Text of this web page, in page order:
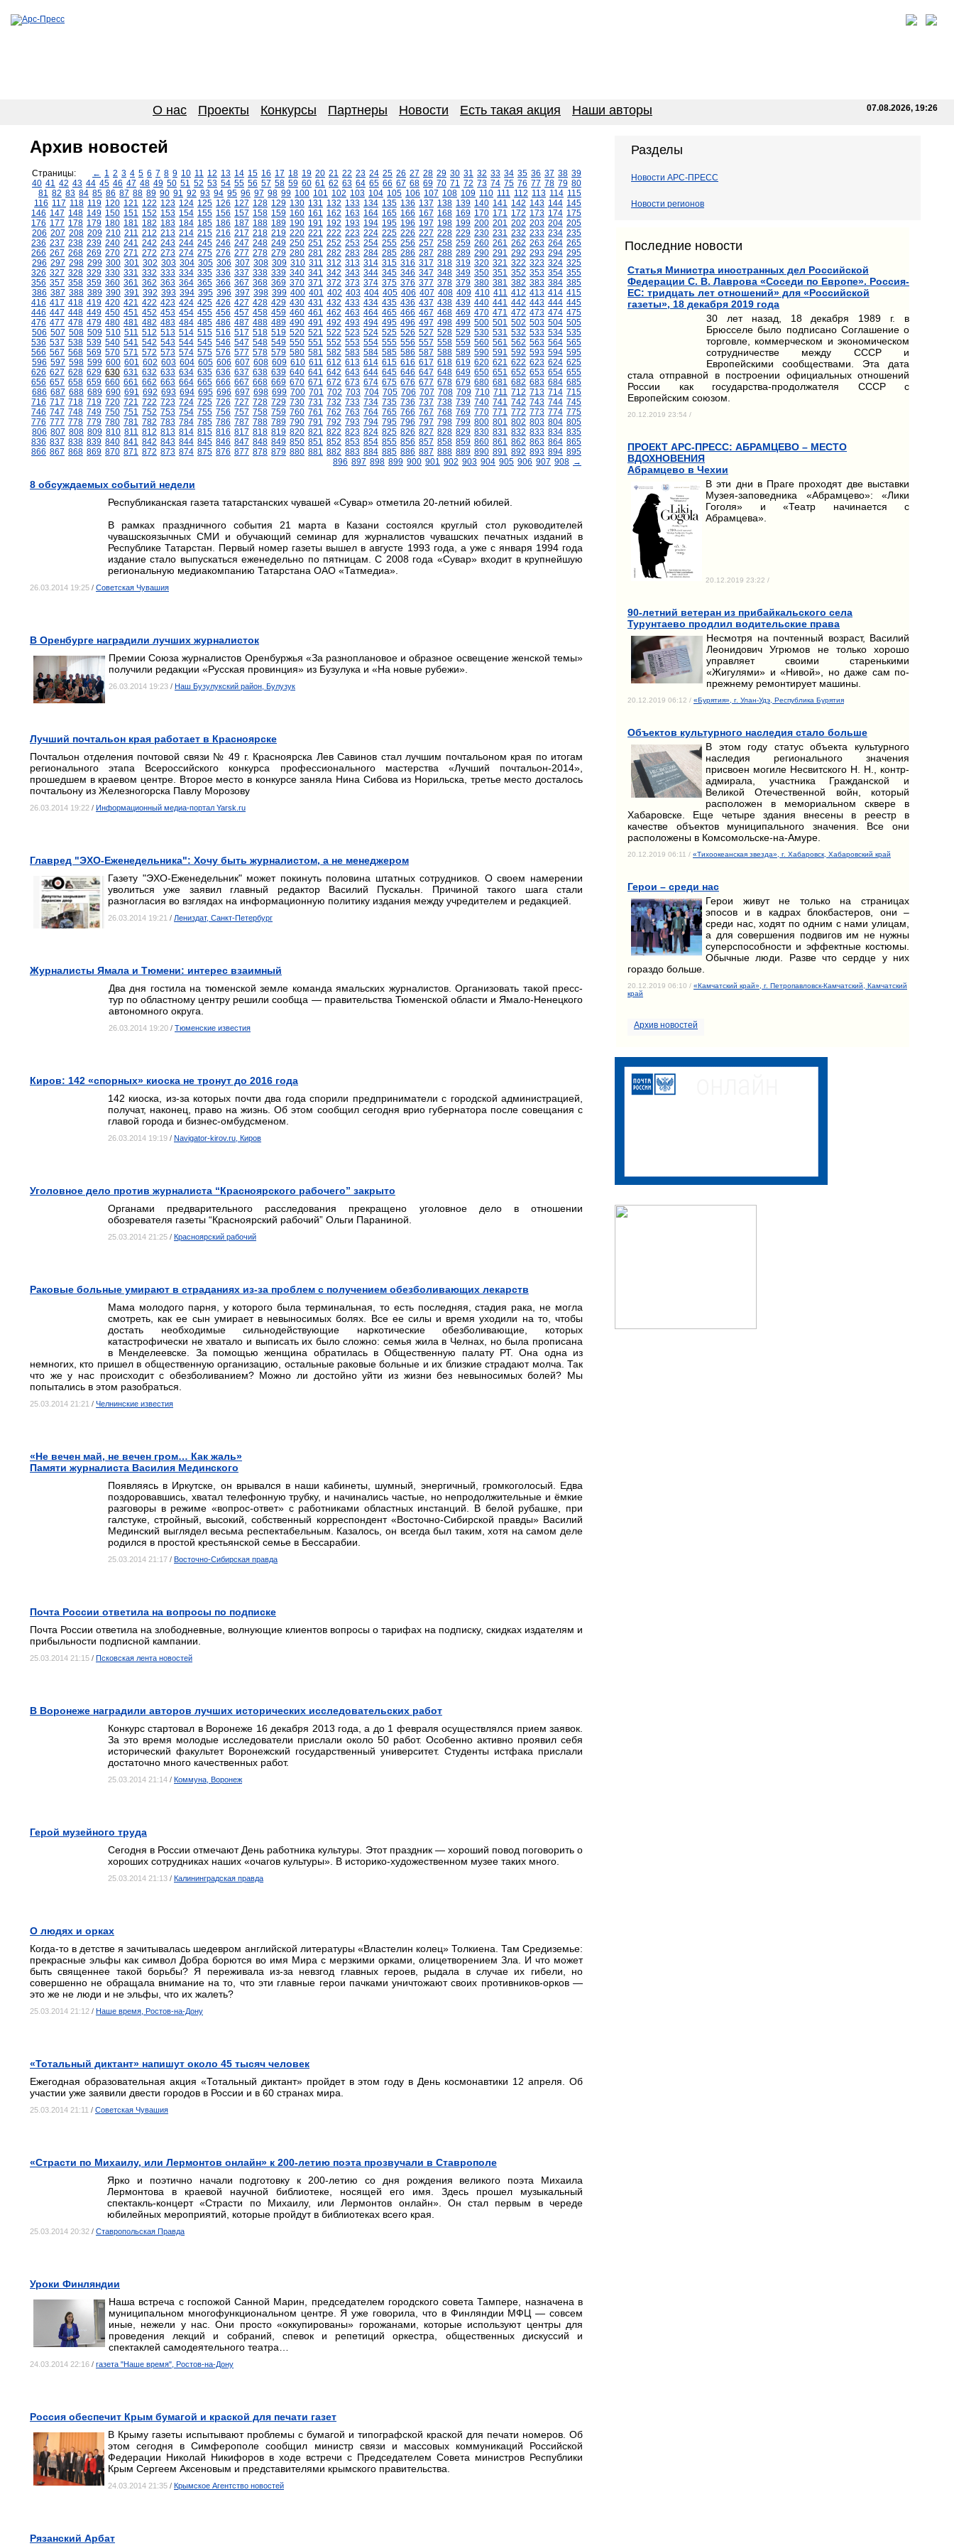
О нас Проекты Конкурсы Партнеры Новости Есть такая акция Наши авторы 07.08.2026, 19:26
Архив новостей
Страницы: ← 1 2 3 4 5 6 7 8 9 10 11 12 13 14 15 16 17 18 19 20 21 22 23 24 25 26 27 28 29 30 31 32 33 34 35 36 37 38 39
40 41 42 43 44 45 46 47 48 49 50 51 52 53 54 55 56 57 58 59 60 61 62 63 64 65 66 67 68 69 70 71 72 73 74 75 76 77 78 79 80
81 82 83 84 85 86 87 88 89 90 91 92 93 94 95 96 97 98 99 100 101 102 103 104 105 106 107 108 109 110 111 112 113 114 115
116 117 118 119 120 121 122 123 124 125 126 127 128 129 130 131 132 133 134 135 136 137 138 139 140 141 142 143 144 145
146 147 148 149 150 151 152 153 154 155 156 157 158 159 160 161 162 163 164 165 166 167 168 169 170 171 172 173 174 175
176 177 178 179 180 181 182 183 184 185 186 187 188 189 190 191 192 193 194 195 196 197 198 199 200 201 202 203 204 205
206 207 208 209 210 211 212 213 214 215 216 217 218 219 220 221 222 223 224 225 226 227 228 229 230 231 232 233 234 235
236 237 238 239 240 241 242 243 244 245 246 247 248 249 250 251 252 253 254 255 256 257 258 259 260 261 262 263 264 265
266 267 268 269 270 271 272 273 274 275 276 277 278 279 280 281 282 283 284 285 286 287 288 289 290 291 292 293 294 295
296 297 298 299 300 301 302 303 304 305 306 307 308 309 310 311 312 313 314 315 316 317 318 319 320 321 322 323 324 325
326 327 328 329 330 331 332 333 334 335 336 337 338 339 340 341 342 343 344 345 346 347 348 349 350 351 352 353 354 355
356 357 358 359 360 361 362 363 364 365 366 367 368 369 370 371 372 373 374 375 376 377 378 379 380 381 382 383 384 385
386 387 388 389 390 391 392 393 394 395 396 397 398 399 400 401 402 403 404 405 406 407 408 409 410 411 412 413 414 415
416 417 418 419 420 421 422 423 424 425 426 427 428 429 430 431 432 433 434 435 436 437 438 439 440 441 442 443 444 445
446 447 448 449 450 451 452 453 454 455 456 457 458 459 460 461 462 463 464 465 466 467 468 469 470 471 472 473 474 475
476 477 478 479 480 481 482 483 484 485 486 487 488 489 490 491 492 493 494 495 496 497 498 499 500 501 502 503 504 505
506 507 508 509 510 511 512 513 514 515 516 517 518 519 520 521 522 523 524 525 526 527 528 529 530 531 532 533 534 535
536 537 538 539 540 541 542 543 544 545 546 547 548 549 550 551 552 553 554 555 556 557 558 559 560 561 562 563 564 565
566 567 568 569 570 571 572 573 574 575 576 577 578 579 580 581 582 583 584 585 586 587 588 589 590 591 592 593 594 595
596 597 598 599 600 601 602 603 604 605 606 607 608 609 610 611 612 613 614 615 616 617 618 619 620 621 622 623 624 625
626 627 628 629 630 631 632 633 634 635 636 637 638 639 640 641 642 643 644 645 646 647 648 649 650 651 652 653 654 655
656 657 658 659 660 661 662 663 664 665 666 667 668 669 670 671 672 673 674 675 676 677 678 679 680 681 682 683 684 685
686 687 688 689 690 691 692 693 694 695 696 697 698 699 700 701 702 703 704 705 706 707 708 709 710 711 712 713 714 715
716 717 718 719 720 721 722 723 724 725 726 727 728 729 730 731 732 733 734 735 736 737 738 739 740 741 742 743 744 745
746 747 748 749 750 751 752 753 754 755 756 757 758 759 760 761 762 763 764 765 766 767 768 769 770 771 772 773 774 775
776 777 778 779 780 781 782 783 784 785 786 787 788 789 790 791 792 793 794 795 796 797 798 799 800 801 802 803 804 805
806 807 808 809 810 811 812 813 814 815 816 817 818 819 820 821 822 823 824 825 826 827 828 829 830 831 832 833 834 835
836 837 838 839 840 841 842 843 844 845 846 847 848 849 850 851 852 853 854 855 856 857 858 859 860 861 862 863 864 865
866 867 868 869 870 871 872 873 874 875 876 877 878 879 880 881 882 883 884 885 886 887 888 889 890 891 892 893 894 895
896 897 898 899 900 901 902 903 904 905 906 907 908 →
8 обсуждаемых событий недели
Республиканская газета татарстанских чувашей «Сувар» отметила 20-летний юбилей.
В рамках праздничного события 21 марта в Казани состоялся круглый стол руководителей
чувашскоязычных СМИ и обучающий семинар для журналистов чувашских печатных изданий в
Республике Татарстан. Первый номер газеты вышел в августе 1993 года, а уже с января 1994 года
издание стало выпускаться еженедельно по пятницам. С 2008 года «Сувар» входит в крупнейшую
региональную медиакомпанию Татарстана ОАО «Татмедиа».
26.03.2014 19:25 / Советская Чувашия
В Оренбурге наградили лучших журналисток
Премии Союза журналистов Оренбуржья «За разноплановое и образное освещение женской темы»
получили редакции «Русская провинция» из Бузулука и «На новые рубежи».
26.03.2014 19:23 / Наш Бузулукский район, Булузук
Лучший почтальон края работает в Красноярске
Почтальон отделения почтовой связи № 49 г. Красноярска Лев Савинов стал лучшим почтальоном края по итогам
регионального этапа Всероссийского конкурса профессионального мастерства «Лучший почтальон-2014»,
прошедшем в краевом центре. Второе место в конкурсе заняла Нина Сибова из Норильска, третье место досталось
почтальону из Железногорска Павлу Морозову
26.03.2014 19:22 / Информационный медиа-портал Yarsk.ru
Главред "ЭХО-Еженедельника": Хочу быть журналистом, а не менеджером
Газету "ЭХО-Еженедельник" может покинуть половина штатных сотрудников. О своем намерении
уволиться уже заявил главный редактор Василий Пускальн. Причиной такого шага стали
разногласия во взглядах на информационную политику издания между учредителем и редакцией.
26.03.2014 19:21 / Лениздат, Санкт-Петербург
Журналисты Ямала и Тюмени: интерес взаимный
Два дня гостила на тюменской земле команда ямальских журналистов. Организовать такой пресс-
тур по областному центру решили сообща — правительства Тюменской области и Ямало-Ненецкого
автономного округа.
26.03.2014 19:20 / Тюменские известия
Киров: 142 «спорных» киоска не тронут до 2016 года
142 киоска, из-за которых почти два года спорили предприниматели с городской администрацией,
получат, наконец, право на жизнь. Об этом сообщил сегодня врио губернатора после совещания с
главой города и бизнес-омбудсменом.
26.03.2014 19:19 / Navigator-kirov.ru, Киров
Уголовное дело против журналиста “Красноярского рабочего” закрыто
Органами предварительного расследования прекращено уголовное дело в отношении
обозревателя газеты “Красноярский рабочий” Ольги Параниной.
25.03.2014 21:25 / Красноярский рабочий
Раковые больные умирают в страданиях из-за проблем с получением обезболивающих лекарств
Мама молодого парня, у которого была терминальная, то есть последняя, стадия рака, не могла
смотреть, как ее сын умирает в невыносимых болях. Все ее силы и время уходили на то, чтобы
достать необходимые сильнодействующие наркотические обезболивающие, которых
катастрофически не хватало и выписать их было сложно: семья жила в Челнах, но была прописана
в Менделеевске. За помощью женщина обратилась в Общественную палату РТ. Она одна из
немногих, кто пришел в общественную организацию, остальные раковые больные и их близкие страдают молча. Так
что же у нас происходит с обезболиванием? Можно ли достойно уйти из жизни без невыносимых болей? Мы
попытались в этом разобраться.
25.03.2014 21:21 / Челнинские известия
«Не вечен май, не вечен гром… Как жаль»
Памяти журналиста Василия Мединского
Появляясь в Иркутске, он врывался в наши кабинеты, шумный, энергичный, громкоголосый. Едва
поздоровавшись, хватал телефонную трубку, и начинались частые, но непродолжительные и ёмкие
разговоры в режиме «вопрос-ответ» с работниками областных инстанций. В белой рубашке, при
галстуке, стройный, высокий, собственный корреспондент «Восточно-Сибирской правды» Василий
Мединский выглядел весьма респектабельным. Казалось, он всегда был таким, хотя на самом деле
родился в простой крестьянской семье в Бессарабии.
25.03.2014 21:17 / Восточно-Сибирская правда
Почта России ответила на вопросы по подписке
Почта России ответила на злободневные, волнующие клиентов вопросы о тарифах на подписку, скидках издателям и
прибыльности подписной кампании.
25.03.2014 21:15 / Псковская лента новостей
В Воронеже наградили авторов лучших исторических исследовательских работ
Конкурс стартовал в Воронеже 16 декабря 2013 года, а до 1 февраля осуществлялся прием заявок.
За это время молодые исследователи прислали около 50 работ. Особенно активно проявил себя
исторический факультет Воронежский государственный университет. Студенты истфака прислали
достаточно много качественных работ.
25.03.2014 21:14 / Коммуна, Воронеж
Герой музейного труда
Сегодня в России отмечают День работника культуры. Этот праздник — хороший повод поговорить о
хороших сотрудниках наших «очагов культуры». В историко-художественном музее таких много.
25.03.2014 21:13 / Калининградская правда
О людях и орках
Когда-то в детстве я зачитывалась шедевром английской литературы «Властелин колец» Толкиена. Там Средиземье:
прекрасные эльфы как символ Добра борются во имя Мира с мерзкими орками, олицетворением Зла. И что может
быть священнее такой борьбы? Я переживала из-за невзгод главных героев, рыдала в случае их гибели, но
совершенно не обращала внимание на то, что эти главные герои пачками уничтожают своих противников-орков —
это же не люди и не эльфы, что их жалеть?
25.03.2014 21:12 / Наше время, Ростов-на-Дону
«Тотальный диктант» напишут около 45 тысяч человек
Ежегодная образовательная акция «Тотальный диктант» пройдет в этом году в День космонавтики 12 апреля. Об
участии уже заявили двести городов в России и в 60 странах мира.
25.03.2014 21:11 / Советская Чувашия
«Страсти по Михаилу, или Лермонтов онлайн» к 200-летию поэта прозвучали в Ставрополе
Ярко и поэтично начали подготовку к 200-летию со дня рождения великого поэта Михаила
Лермонтова в краевой научной библиотеке, носящей его имя. Здесь прошел музыкальный
спектакль-концерт «Страсти по Михаилу, или Лермонтов онлайн». Он стал первым в череде
юбилейных мероприятий, которые пройдут в библиотеках всего края.
25.03.2014 20:32 / Ставропольская Правда
Уроки Финляндии
Наша встреча с госпожой Санной Марин, председателем городского совета Тампере, назначена в
муниципальном многофункциональном центре. Я уже говорила, что в Финляндии МФЦ — совсем
иные, нежели у нас. Они просто «оккупированы» горожанами, которые используют центры для
проведения лекций и собраний, спевок и репетиций оркестра, общественных дискуссий и
спектаклей самодеятельного театра…
24.03.2014 22:16 / газета "Наше время", Ростов-на-Дону
Россия обеспечит Крым бумагой и краской для печати газет
В Крыму газеты испытывают проблемы с бумагой и типографской краской для печати номеров. Об
этом сегодня в Симферополе сообщил министр связи и массовых коммуникаций Российской
Федерации Николай Никифоров в ходе встречи с Председателем Совета министров Республики
Крым Сергеем Аксеновым и представителями крымского правительства.
24.03.2014 21:35 / Крымское Агентство новостей
Рязанский Арбат
Разделы
Новости АРС-ПРЕСС
Новости регионов
Последние новости
Статья Министра иностранных дел Российской
Федерации С. В. Лаврова «Соседи по Европе». Россия-
ЕС: тридцать лет отношений» для «Российской
газеты», 18 декабря 2019 года
30 лет назад, 18 декабря 1989 г. в
Брюсселе было подписано Соглашение о
торговле, коммерческом и экономическом
сотрудничестве между СССР и
Европейскими сообществами. Эта дата
стала отправной в построении официальных отношений
России как государства-продолжателя СССР с
Европейским союзом.
20.12.2019 23:54 /
ПРОЕКТ АРС-ПРЕСС: АБРАМЦЕВО – МЕСТО
ВДОХНОВЕНИЯ
Абрамцево в Чехии
В эти дни в Праге проходят две выставки
Музея-заповедника «Абрамцево»: «Лики
Гоголя» и «Театр начинается с
Абрамцева».
20.12.2019 23:22 /
90-летний ветеран из прибайкальского села
Турунтаево продлил водительские права
Несмотря на почтенный возраст, Василий
Леонидович Угрюмов не только хорошо
управляет своими старенькими
«Жигулями» и «Нивой», но даже сам по-
прежнему ремонтирует машины.
20.12.2019 06:12 / «Бурятия», г. Улан-Удэ, Республика Бурятия
Объектов культурного наследия стало больше
В этом году статус объекта культурного
наследия регионального значения
присвоен могиле Несвитского Н. Н., контр-
адмирала, участника Гражданской и
Великой Отечественной войн, который
расположен в мемориальном сквере в
Хабаровске. Еще четыре здания внесены в реестр в
качестве объектов муниципального значения. Все они
расположены в Комсомольске-на-Амуре.
20.12.2019 06:11 / «Тихоокеанская звезда», г. Хабаровск, Хабаровский край
Герои – среди нас
Герои живут не только на страницах
эпосов и в кадрах блокбастеров, они –
среди нас, ходят по одним с нами улицам,
а для совершения подвигов им не нужны
суперспособности и эффектные костюмы.
Обычные люди. Разве что сердце у них
гораздо больше.
20.12.2019 06:10 / «Камчатский край», г. Петропавловск-Камчатский, Камчатский
край
Архив новостей